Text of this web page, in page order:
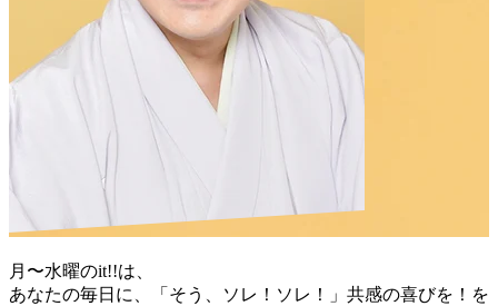
月〜水曜のit!!は、
あなたの毎日に、「そう、ソレ！ソレ！」共感の喜びを！を